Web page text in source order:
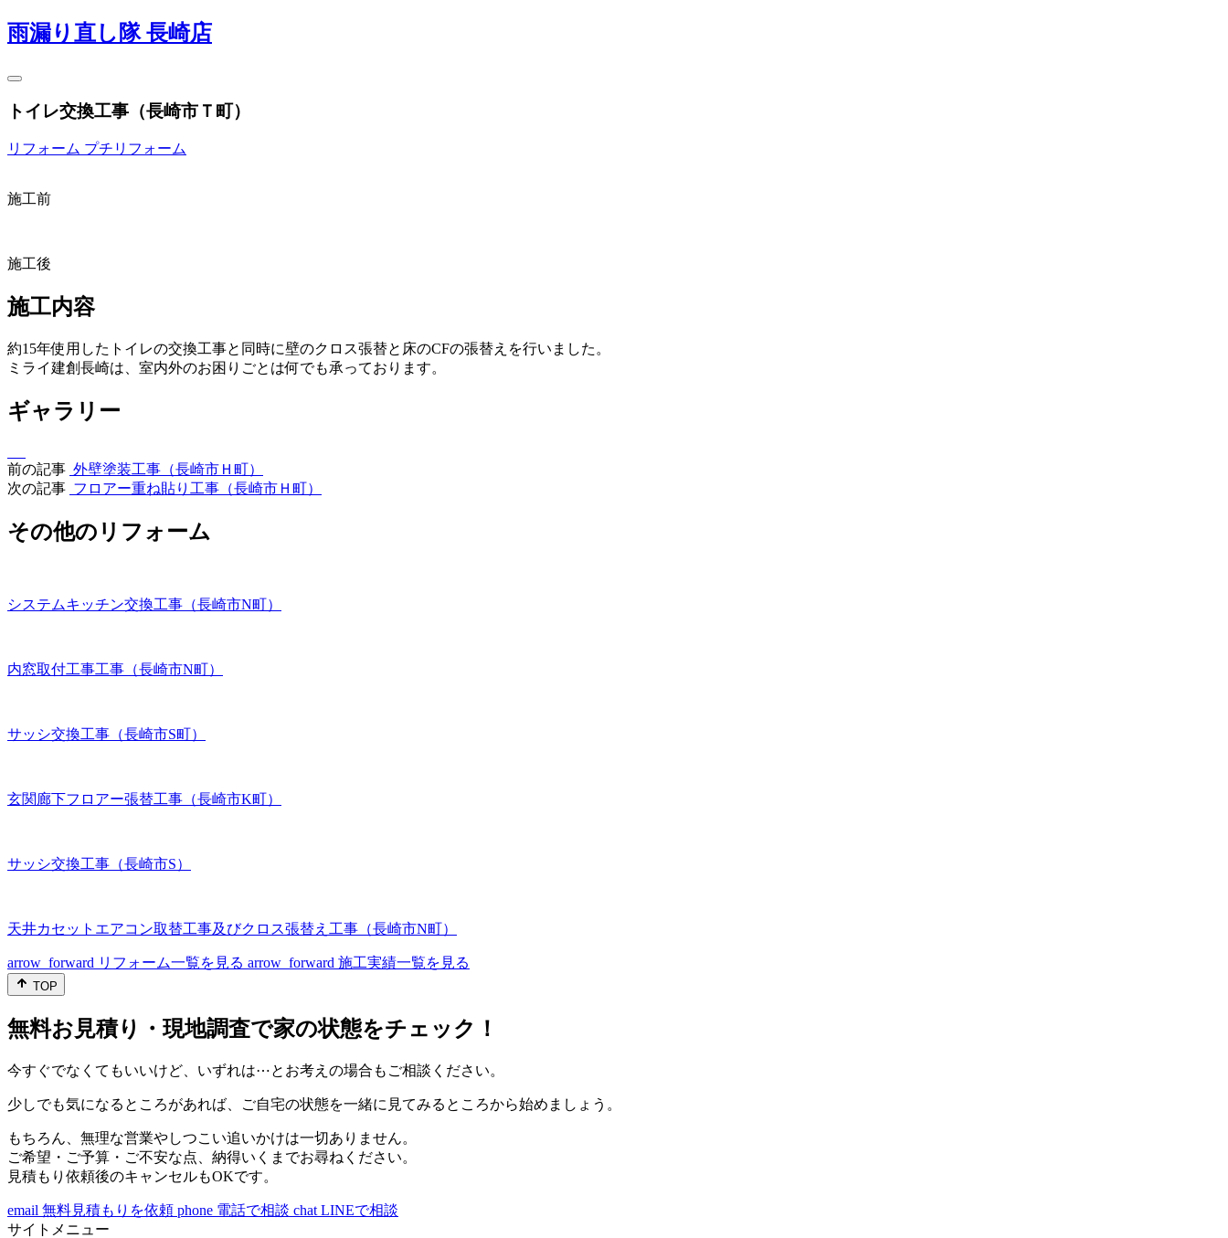
雨漏り直し隊 長崎店
トイレ交換工事（長崎市Ｔ町）
リフォーム プチリフォーム
施工前
施工後
施工内容
約15年使用したトイレの交換工事と同時に壁のクロス張替と床のCFの張替えを行いました。
ミライ建創長崎は、室内外のお困りごとは何でも承っております。
ギャラリー
前の記事 外壁塗装工事（長崎市Ｈ町）
次の記事 フロアー重ね貼り工事（長崎市Ｈ町）
その他のリフォーム
システムキッチン交換工事（長崎市N町）
内窓取付工事工事（長崎市N町）
サッシ交換工事（長崎市S町）
玄関廊下フロアー張替工事（長崎市K町）
サッシ交換工事（長崎市S）
天井カセットエアコン取替工事及びクロス張替え工事（長崎市N町）
arrow_forward リフォーム一覧を見る arrow_forward 施工実績一覧を見る
TOP
無料お見積り・現地調査で家の状態をチェック！
今すぐでなくてもいいけど、いずれは⋯とお考えの場合もご相談ください。
少しでも気になるところがあれば、ご自宅の状態を一緒に見てみるところから始めましょう。
もちろん、無理な営業やしつこい追いかけは一切ありません。
ご希望・ご予算・ご不安な点、納得いくまでお尋ねください。
見積もり依頼後のキャンセルもOKです。
email 無料見積もりを依頼 phone 電話で相談 chat LINEで相談
サイトメニュー